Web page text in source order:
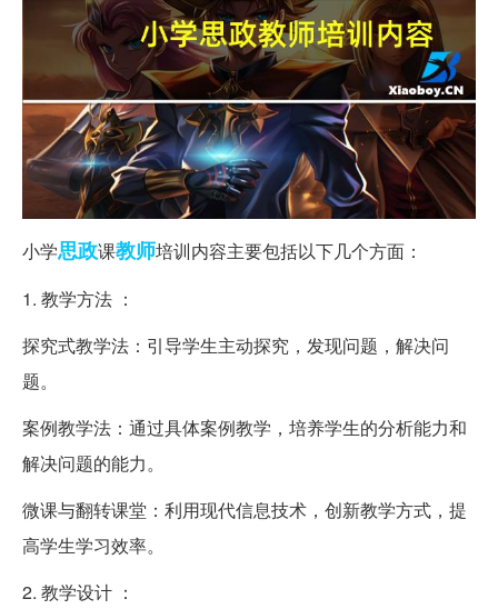
小学思政课教师培训内容主要包括以下几个方面：
1. 教学方法 ：
探究式教学法：引导学生主动探究，发现问题，解决问
题。
案例教学法：通过具体案例教学，培养学生的分析能力和
解决问题的能力。
微课与翻转课堂：利用现代信息技术，创新教学方式，提
高学生学习效率。
2. 教学设计 ：